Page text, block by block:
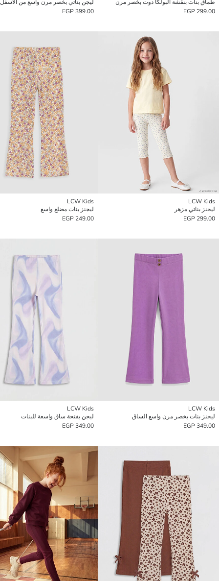
طماق بنات بنقشة البولكا دوت بخصر مرن
299.00 EGP
ليجن بناتي بخصر مرن واسع من الأسفل
399.00 EGP
LCW Kids
ليجنز بناتي مزهر
299.00 EGP
LCW Kids
ليجنز بنات مضلع واسع
249.00 EGP
LCW Kids
ليجنز بنات بخصر مرن واسع الساق
349.00 EGP
LCW Kids
ليجن بفتحة ساق واسعة للبنات
349.00 EGP